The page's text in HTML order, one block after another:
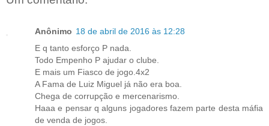
Anônimo 18 de abril de 2016 às 12:28
E q tanto esforço P nada.
Todo Empenho P ajudar o clube.
E mais um Fiasco de jogo.4x2
A Fama de Luiz Miguel já não era boa.
Chega de corrupção e mercenarismo.
Haaa e pensar q alguns jogadores fazem parte desta máfia
de venda de jogos.